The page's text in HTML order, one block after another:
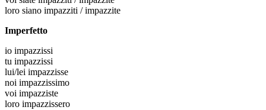
loro siano impazziti / impazzite
Imperfetto
io impazzissi
tu impazzissi
lui/lei impazzisse
noi impazzissimo
voi impazziste
loro impazzissero